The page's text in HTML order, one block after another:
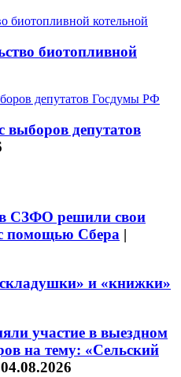
биотопливной
выборов депутатов
СЗФО решили свои
помощью Сбера |
и «книжки»
участие в выездном
на тему: «Сельский
04.08.2026